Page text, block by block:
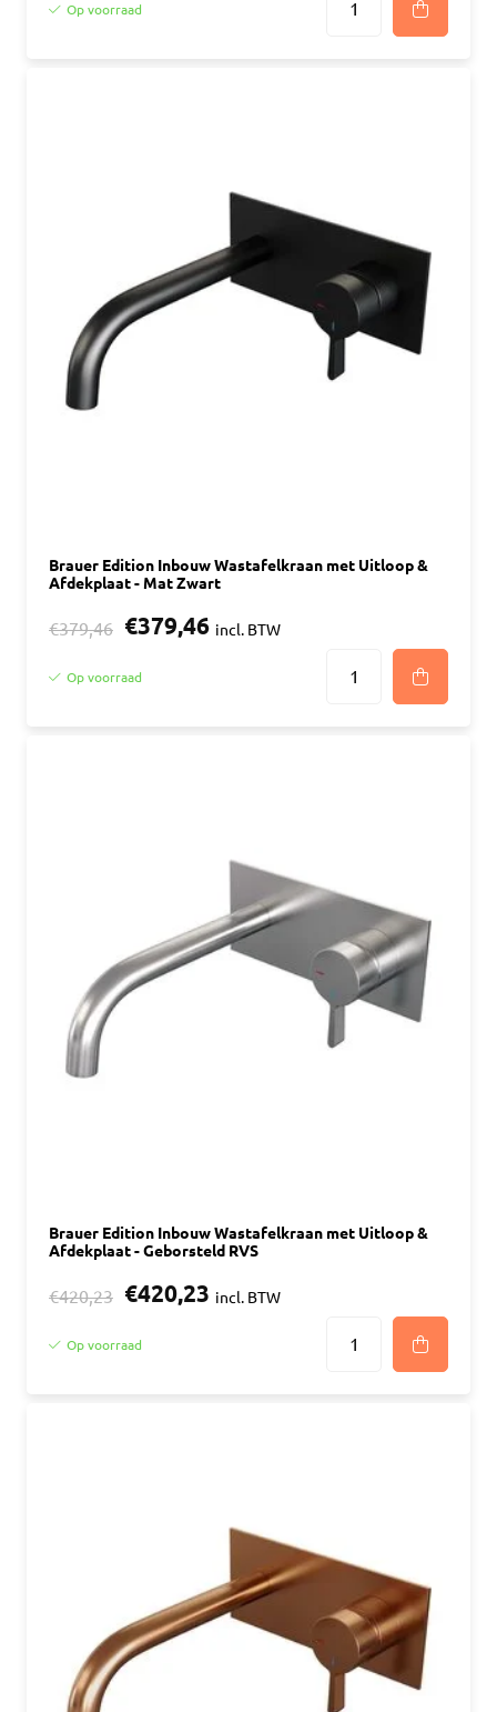
Op voorraad
Brauer Edition Inbouw Wastafelkraan met Uitloop &
Afdekplaat - Mat Zwart
€379,46 €379,46 incl. BTW
Op voorraad
Brauer Edition Inbouw Wastafelkraan met Uitloop &
Afdekplaat - Geborsteld RVS
€420,23 €420,23 incl. BTW
Op voorraad